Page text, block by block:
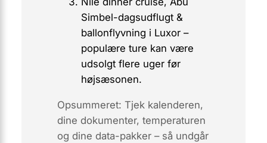
Simbel-dagsudflugt &
ballonflyvning i Luxor –
populære ture kan være
udsolgt flere uger før
højsæsonen.
Opsummeret: Tjek kalenderen,
dine dokumenter, temperaturen
og dine data-pakker – så undgår